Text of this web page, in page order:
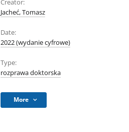
Creator:
Jacheć, Tomasz
Date:
2022 (wydanie cyfrowe)
Type:
rozprawa doktorska
More